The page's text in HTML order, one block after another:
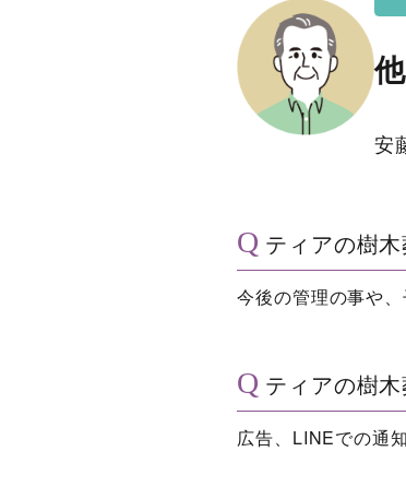
安
ティアの樹
今後の管理の事や
ティアの樹
広告、LINEでの通